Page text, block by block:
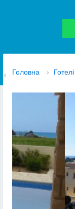
Головна › Готелі